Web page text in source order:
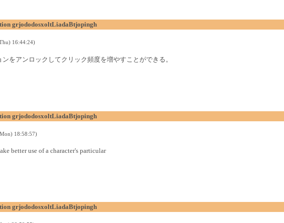
grjododosxoltLiadaBtjopingh
16:44:24)
をアンロックしてクリック頻度を増やすことができる。
grjododosxoltLiadaBtjopingh
18:58:57)
better use of a character's particular
grjododosxoltLiadaBtjopingh